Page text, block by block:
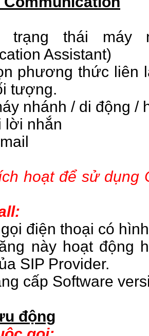
trạng thái máy
Assistant)
phương thức liên
tượng.
nhánh / di động /
nhắn
hoạt để sử dụng
điện thoại có
này hoạt động
SIP Provider.
cấp Software
động